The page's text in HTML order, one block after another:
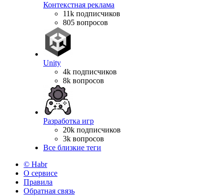
Контекстная реклама
11k подписчиков
805 вопросов
Unity
4k подписчиков
8k вопросов
Разработка игр
20k подписчиков
3k вопросов
Все близкие теги
© Habr
О сервисе
Правила
Обратная связь